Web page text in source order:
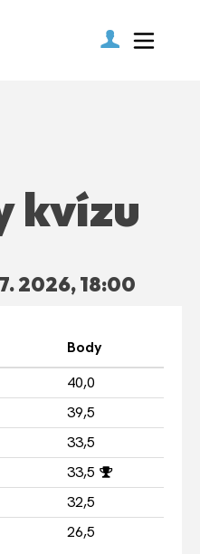
kvízu
2026, 18:00
Body
40,0
39,5
33,5
33,5
32,5
26,5